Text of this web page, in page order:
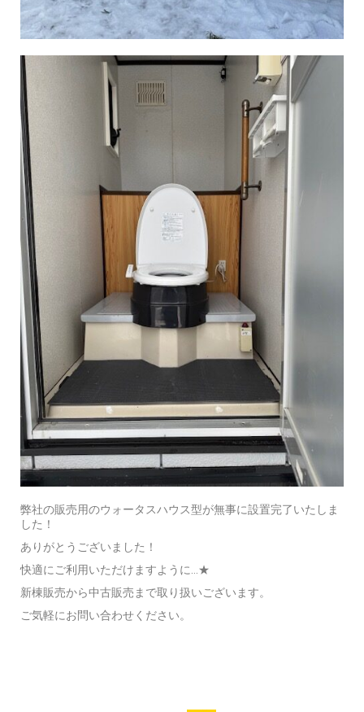
弊社の販売用のウォータスハウス型が無事に設置完了いたしま
した！
ありがとうございました！
快適にご利用いただけますように…★
新棟販売から中古販売まで取り扱いございます。
ご気軽にお問い合わせください。